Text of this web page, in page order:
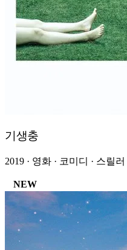
기생충
2019 · 영화 · 코미디 · 스릴러
NEW